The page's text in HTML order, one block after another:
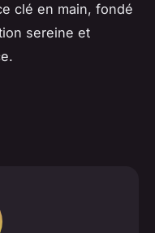
clé en main, fondé
sereine et